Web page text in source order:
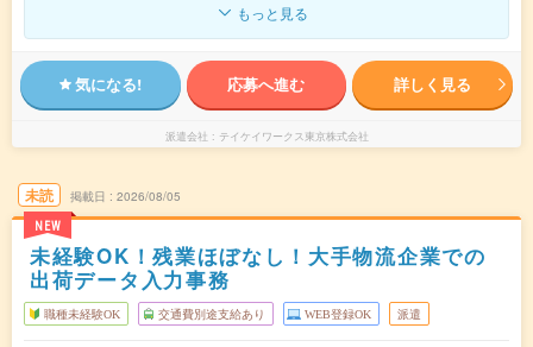
もっと見る
気になる! 応募へ進む 詳しく見る
派遣会社 テイケイワークス東京株式会社
未読
NEW
掲載日 2026/08/05
未経験OK！残業ほぼなし！大手物流企業での
出荷データ入力事務
職種未経験OK 交通費別途支給あり WEB登録OK 派遣